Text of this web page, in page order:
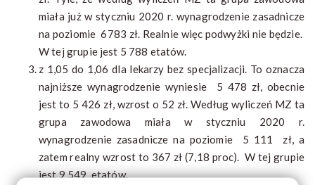
miała już w styczniu 2020 r. wynagrodzenie zasadnicze
na poziomie 6783 zł. Realnie więc podwyżki nie będzie.
W tej grupie jest 5 788 etatów.
z 1,05 do 1,06 dla lekarzy bez specjalizacji. To oznacza
najniższe wynagrodzenie wyniesie 5 478 zł, obecnie
jest to 5 426 zł, wzrost o 52 zł. Według wyliczeń MZ ta
grupa zawodowa miała w styczniu 2020 r.
wynagrodzenie zasadnicze na poziomie 5 111 zł, a
zatem realny wzrost to 367 zł (7,18 proc). W tej grupie
jest 9 549 etatów.